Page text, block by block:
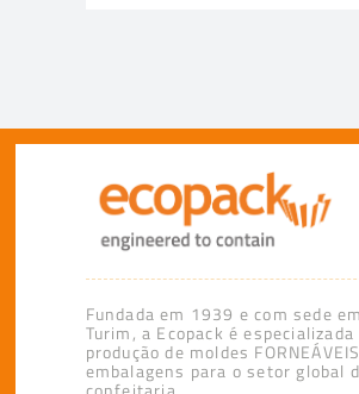
Fundada em 1939 e com sede em
Turim, a Ecopack é especializada
produção de moldes
embalagens para o setor global